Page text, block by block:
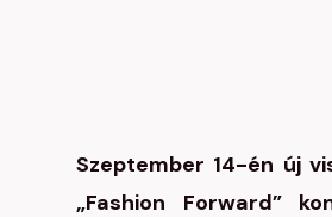
Szeptember 14-én új
„Fashion Forward”